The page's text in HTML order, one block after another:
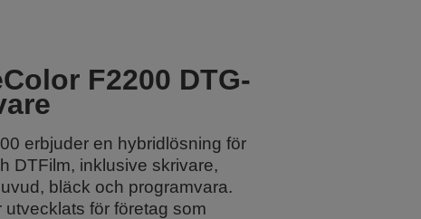
F2200 DTG-
erbjuder en hybridlösning för
DTFilm, inklusive skrivare,
bläck och programvara.
utvecklats för företag som